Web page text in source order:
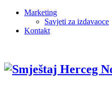
Marketing
Savjeti za izdavaoce
Kontakt